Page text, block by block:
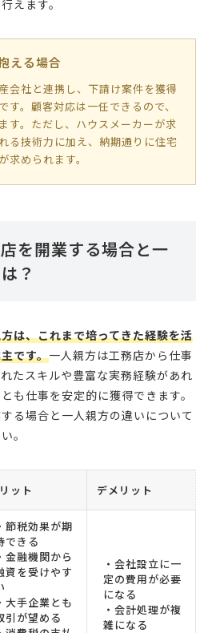
えます。
える場合
会社と連携し、下請け案件を獲得
す。顧客対応は一任できるので、
す。ただし、ハウスメーカーが求
る技術力に加え、納期通りに住宅
求められます。
を開業する場合と一
？
は、これまで培ってきた経験を活
です。一人親方は工務店から仕事
たスキルや豊富な実務経験があれ
も仕事を安定的に獲得できます。
る場合と一人親方の違いについて
。
ット デメリット
節税効果が期
できる
金融機関から
資を受けやす
大手企業とも
引が望める
・会社設立に一
定の費用が必要
になる
・会計処理が複
雑になる